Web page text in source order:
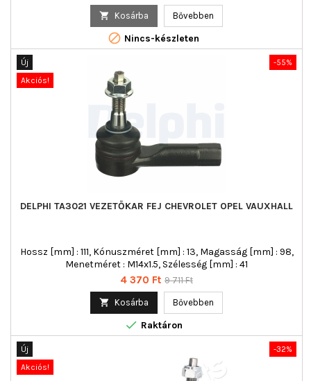
 Kosárba Bővebben
 Nincs-készleten
-55%
Új
Akciós!
DELPHI TA3021 VEZETŐKAR FEJ CHEVROLET OPEL VAUXHALL
Hossz [mm] : 111, Kónuszméret [mm] : 13, Magasság [mm] : 98,
Menetméret : M14x1.5, Szélesség [mm] : 41
Ár
4 370 Ft Normál
9 711 Ft
 Kosárba Bővebben
 Raktáron
-32%
Új
Akciós!